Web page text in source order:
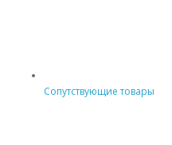
Сопутствующие товары